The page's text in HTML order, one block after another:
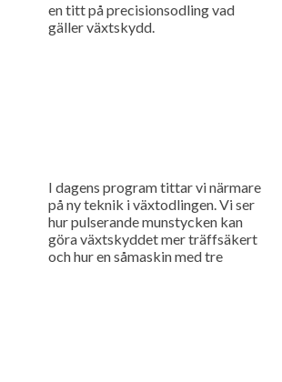
en titt på precisionsodling vad
gäller växtskydd.
I dagens program tittar vi närmare
på ny teknik i växtodlingen. Vi ser
hur pulserande munstycken kan
göra växtskyddet mer träffsäkert
och hur en såmaskin med tre